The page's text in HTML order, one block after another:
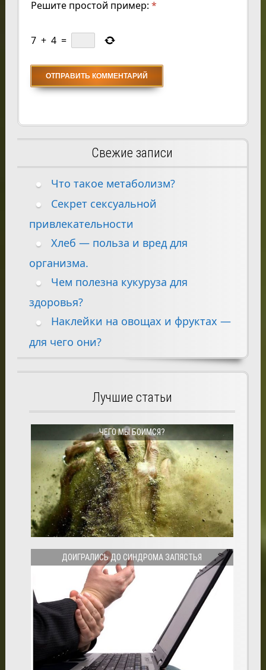
Решите простой пример: *
7 + 4 =
Свежие записи
Что такое метаболизм?
Секрет сексуальной
привлекательности
Хлеб — польза и вред для
организма.
Чем полезна кукуруза для
здоровья?
Наклейки на овощах и фруктах —
для чего они?
Лучшие статьи
ЧЕГО МЫ БОИМСЯ?
ДОИГРАЛИСЬ ДО СИНДРОМА ЗАПЯСТЬЯ